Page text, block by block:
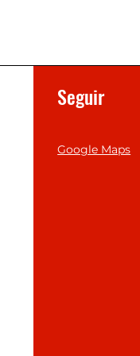
Seguir
Google Maps